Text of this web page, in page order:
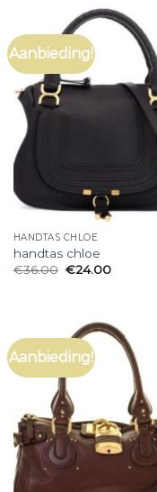
Aanbieding!
HANDTAS CHLOE
handtas chloe
€36.00 €24.00
Aanbieding!